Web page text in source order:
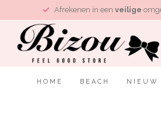
Afrekenen in een veilige
HOME BEACH NIEUW